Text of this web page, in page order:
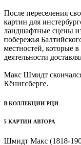
После переселения
картин для
ландшафтные сцены
побережья
местностей, которые
деятельности
Макс Шмидт
Кёнигсберге.
В КОЛЛЕКЦИИ РЦИ
5 КАРТИН АВТОРА
Шмидт Макс (1818-